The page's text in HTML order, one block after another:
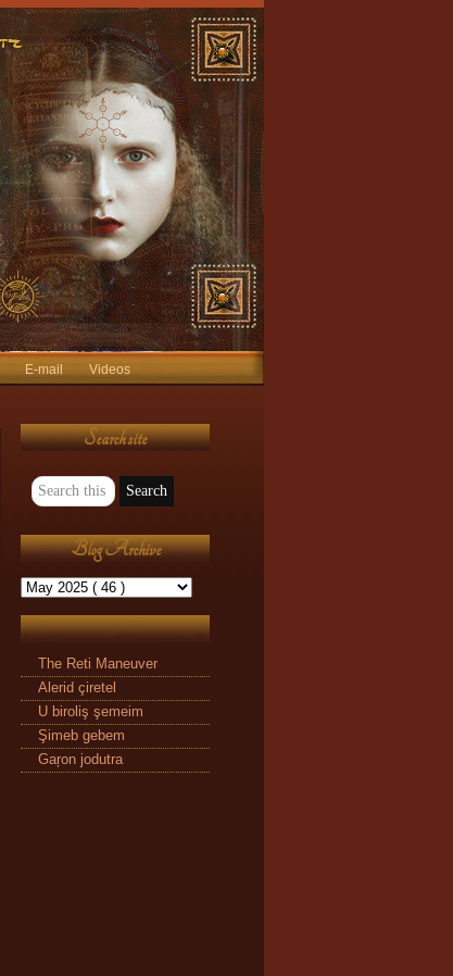
E-mail
Videos
Search site
Blog Archive
The Reti Maneuver
Alerid çiretel
U biroliş şemeim
Şimeb gebem
Gaŗon jodutra